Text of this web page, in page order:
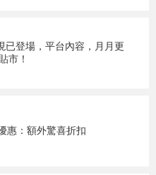
已登場，平台內容，月月更
市！
惠：額外驚喜折扣